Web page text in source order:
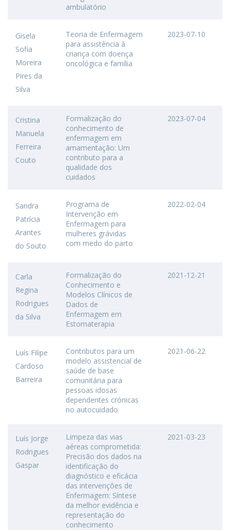
ambulatório
Gisela
Sofia
Moreira
Pires da
Silva
Teoria de Enfermagem
para assistência à
criança com doença
oncológica e família
2023-07-10
Cristina
Manuela
Ferreira
Couto
Formalização do
conhecimento de
enfermagem em
amamentação: Um
contributo para a
qualidade dos
cuidados
2023-07-04
Sandra
Patrícia
Arantes
do Souto
Programa de
Intervenção em
Enfermagem para
mulheres grávidas
com medo do parto
2022-02-04
Carla
Regina
Rodrigues
da Silva
Formalização do
Conhecimento e
Modelos Clínicos de
Dados de
Enfermagem em
Estomaterapia
2021-12-21
Luís Filipe
Cardoso
Barreira
Contributos para um
modelo assistencial de
saúde de base
comunitária para
pessoas idosas
dependentes crónicas
no autocuidado
2021-06-22
Luís Jorge
Rodrigues
Gaspar
Limpeza das vias
aéreas comprometida:
Precisão dos dados na
identificação do
diagnóstico e eficácia
das intervenções de
Enfermagem: Síntese
da melhor evidência e
representação do
conhecimento
2021-03-23